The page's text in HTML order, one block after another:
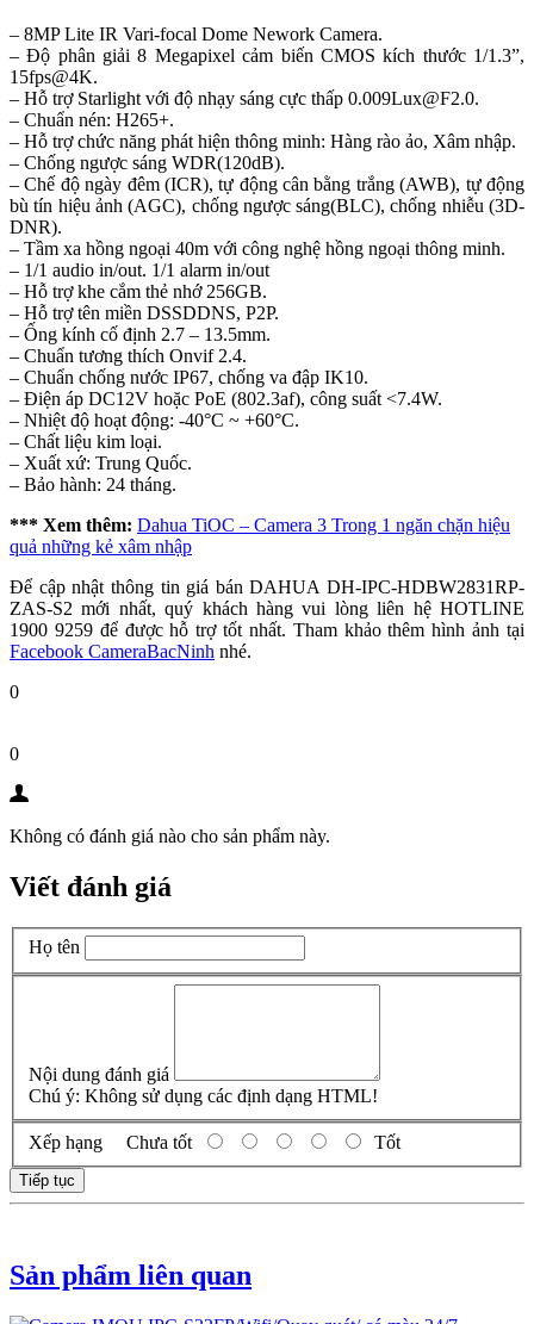
– 8MP Lite IR Vari-focal Dome Nework Camera.
– Độ phân giải 8 Megapixel cảm biến CMOS kích thước 1/1.3”,
15fps@4K.
– Hỗ trợ Starlight với độ nhạy sáng cực thấp 0.009Lux@F2.0.
– Chuẩn nén: H265+.
– Hỗ trợ chức năng phát hiện thông minh: Hàng rào ảo, Xâm nhập.
– Chống ngược sáng WDR(120dB).
– Chế độ ngày đêm (ICR), tự động cân bằng trắng (AWB), tự động
bù tín hiệu ảnh (AGC), chống ngược sáng(BLC), chống nhiễu (3D-
DNR).
– Tầm xa hồng ngoại 40m với công nghệ hồng ngoại thông minh.
– 1/1 audio in/out. 1/1 alarm in/out
– Hỗ trợ khe cắm thẻ nhớ 256GB.
– Hỗ trợ tên miền DSSDDNS, P2P.
– Ống kính cố định 2.7 – 13.5mm.
– Chuẩn tương thích Onvif 2.4.
– Chuẩn chống nước IP67, chống va đập IK10.
– Điện áp DC12V hoặc PoE (802.3af), công suất <7.4W.
– Nhiệt độ hoạt động: -40°C ~ +60°C.
– Chất liệu kim loại.
– Xuất xứ: Trung Quốc.
– Bảo hành: 24 tháng.
*** Xem thêm: Dahua TiOC – Camera 3 Trong 1 ngăn chặn hiệu
quả những kẻ xâm nhập
Để cập nhật thông tin giá bán DAHUA DH-IPC-HDBW2831RP-
ZAS-S2 mới nhất, quý khách hàng vui lòng liên hệ HOTLINE
1900 9259 để được hỗ trợ tốt nhất. Tham khảo thêm hình ảnh tại
Facebook CameraBacNinh nhé.
0
0
Không có đánh giá nào cho sản phẩm này.
Viết đánh giá
Họ tên
Nội dung đánh giá
Chú ý: Không sử dụng các định dạng HTML!
Xếp hạng Chưa tốt Tốt
Tiếp tục
Sản phẩm liên quan